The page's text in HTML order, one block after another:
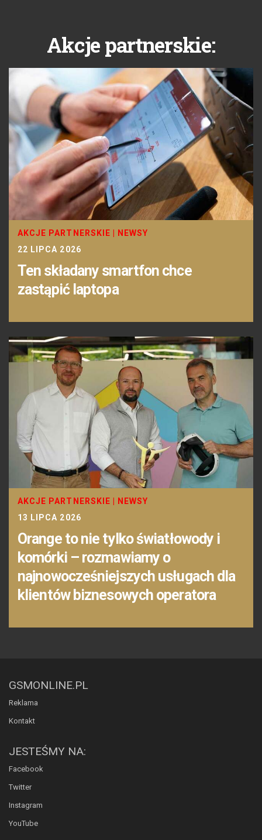
Akcje partnerskie:
AKCJE PARTNERSKIE
NEWSY
22 LIPCA 2026
Ten składany smartfon chce
zastąpić laptopa
AKCJE PARTNERSKIE
NEWSY
13 LIPCA 2026
Orange to nie tylko światłowody i
komórki – rozmawiamy o
najnowocześniejszych usługach dla
klientów biznesowych operatora
GSMONLINE.PL
Reklama
Kontakt
JESTEŚMY NA:
Facebook
Twitter
Instagram
YouTube